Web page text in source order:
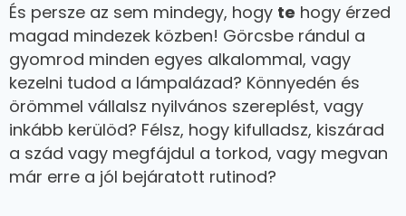
És persze az sem mindegy, hogy te hogy érzed
magad mindezek közben! Görcsbe rándul a
gyomrod minden egyes alkalommal, vagy
kezelni tudod a lámpalázad? Könnyedén és
örömmel vállalsz nyilvános szereplést, vagy
inkább kerülöd? Félsz, hogy kifulladsz, kiszárad
a szád vagy megfájdul a torkod, vagy megvan
már erre a jól bejáratott rutinod?